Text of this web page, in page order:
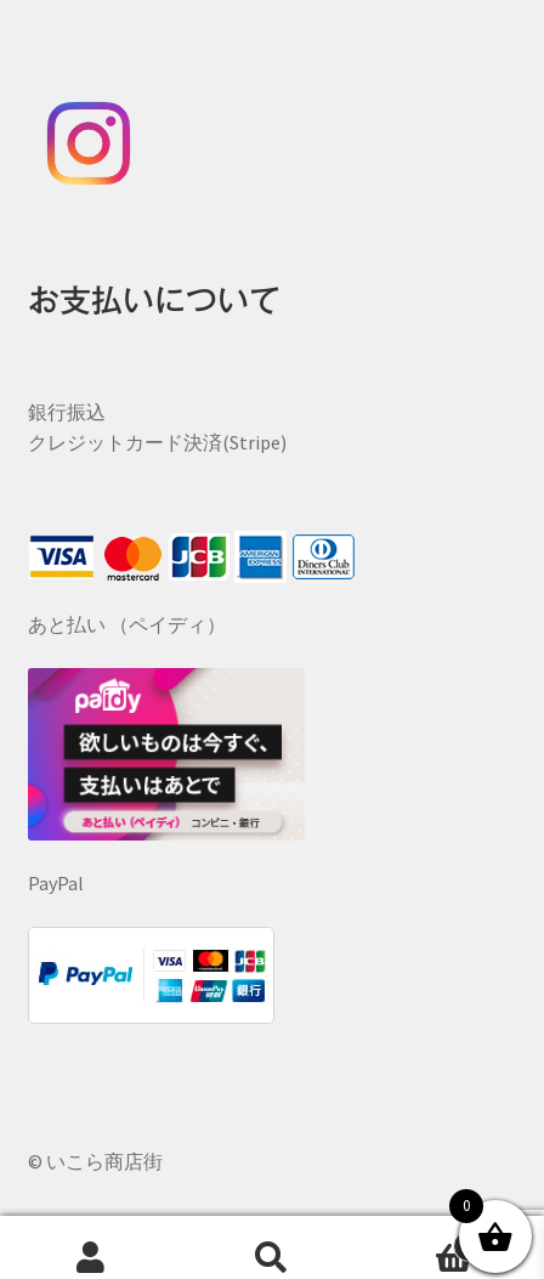
お支払いについて
銀行振込
クレジットカード決済(Stripe)
あと払い （ペイディ）
PayPal
© いこら商店街
0